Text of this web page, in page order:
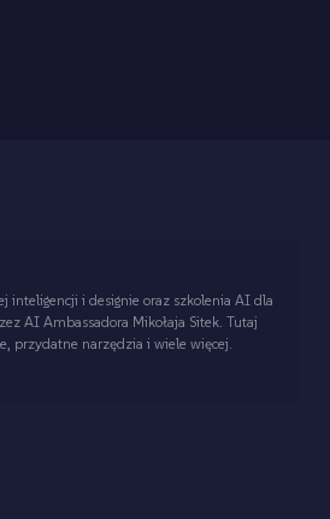
inteligencji i designie oraz szkolenia AI dla
AI Ambassadora Mikołaja Sitek. Tutaj
przydatne narzędzia i wiele więcej.